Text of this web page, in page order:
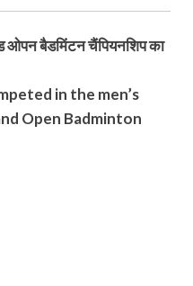
बैडमिंटन चैंपियनशिप का
in the men’s
Open Badminton